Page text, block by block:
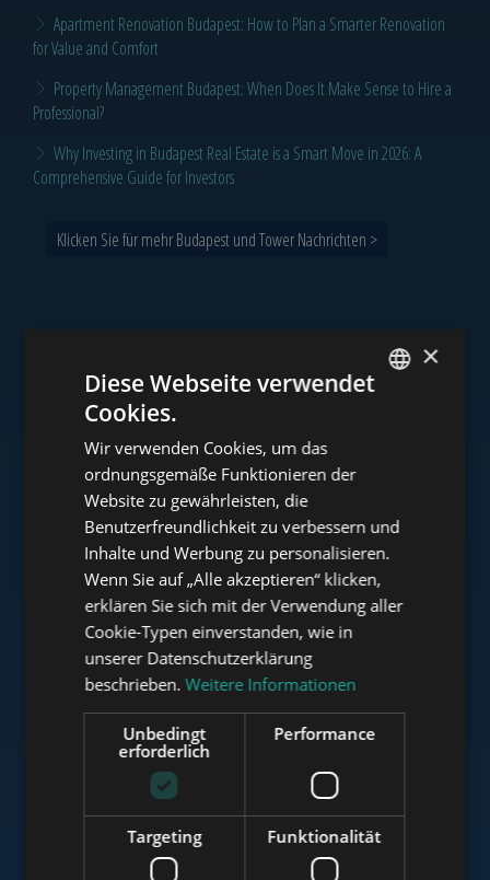
Apartment Renovation Budapest: How to Plan a Smarter Renovation
for Value and Comfort
Property Management Budapest: When Does It Make Sense to Hire a
Professional?
Why Investing in Budapest Real Estate is a Smart Move in 2026: A
Comprehensive Guide for Investors
Klicken Sie für mehr Budapest und Tower Nachrichten >
Unser Portfolio
www.tower-investments.com
www.towerassistance.com
www.towerconsulting.hu
www.mybudapesthome.com
FRENCH
ITALIAN
SPANISH
RUSSIAN
×
Diese Webseite verwendet
Cookies.
Wir verwenden Cookies, um das
ordnungsgemäße Funktionieren der
Website zu gewährleisten, die
Benutzerfreundlichkeit zu verbessern und
Inhalte und Werbung zu personalisieren.
Wenn Sie auf „Alle akzeptieren“ klicken,
erklären Sie sich mit der Verwendung aller
Cookie-Typen einverstanden, wie in
unserer Datenschutzerklärung
beschrieben. Weitere Informationen
Unbedingt
erforderlich
Performance
Targeting Funktionalität